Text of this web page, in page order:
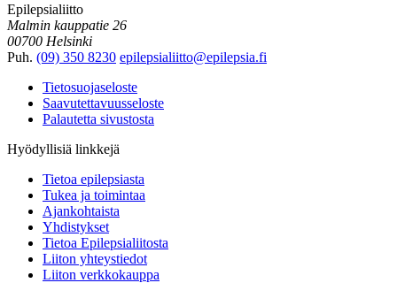
Epilepsialiitto
Malmin kauppatie 26
00700 Helsinki
Puh. (09) 350 8230 epilepsialiitto@epilepsia.fi
Tietosuojaseloste
Saavutettavuusseloste
Palautetta sivustosta
Hyödyllisiä linkkejä
Tietoa epilepsiasta
Tukea ja toimintaa
Ajankohtaista
Yhdistykset
Tietoa Epilepsialiitosta
Liiton yhteystiedot
Liiton verkkokauppa